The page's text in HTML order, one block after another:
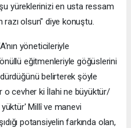
yüreklerinizi en usta ressam
olsun" diye konuştu.
yöneticileriyle
eğitmenleriyle göğüslerini
belirterek şöyle
o cevher ki İlahi ne büyüktür/
Millî ve manevi
potansiyelin farkında olan,